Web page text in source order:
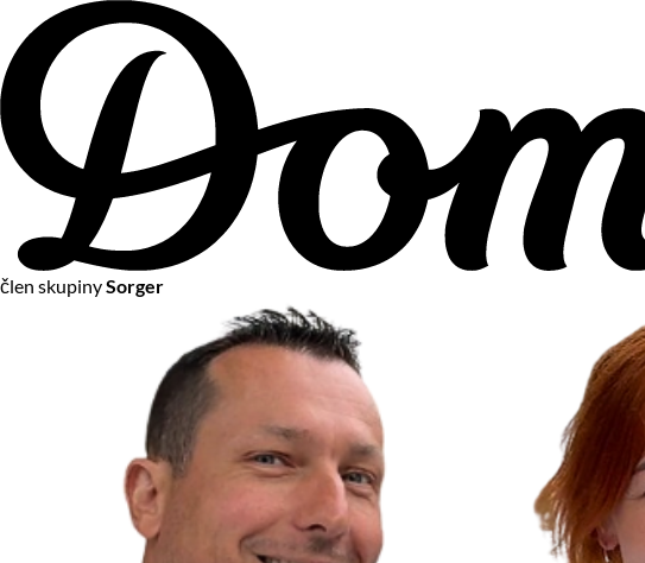
člen skupinySorger